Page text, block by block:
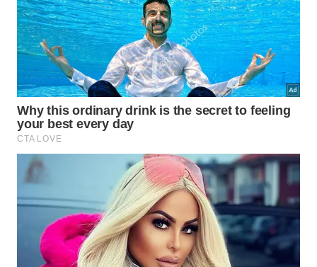
visíveis:
Metas menores costumam ser mais fáceis de
repetir e menos fáceis de abandonar.
A humildade reduz a necessidade de provar algo
imediatamente.
A simplicidade ajuda a perceber o que realmente
move a mudança.
O equilíbrio evita tanto a estagnação quanto a
aceleração destrutiva.
Como levar esse ensinamento para a
vida diária?
Esse raciocínio fica ainda mais claro quando se